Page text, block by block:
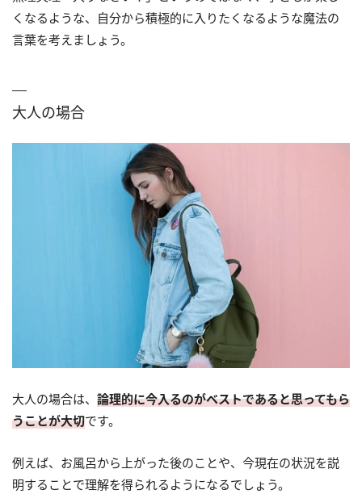
くなるような、自分から積極的に入りたくなるような魔法の
言葉を考えましょう。
大人の場合
大人の場合は、 論理的に今入るのがベストであると思ってもら
うことが大切です。
例えば、お風呂から上がった後のことや、今現在の状況を説
明することで理解を得られるようになるでしょう。